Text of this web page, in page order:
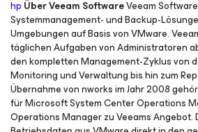
hp Über Veeam SoftwareVeeam
Systemmanagement- und Backup-
Umgebungen auf Basis von VMware.
täglichen Aufgaben von Administratoren
den kompletten Management-Zyklus von
Monitoring und Verwaltung bis hin zum
Übernahme von nworks im Jahr 2008
für Microsoft System Center Operations
Operations Manager zu Veeams Angebot.